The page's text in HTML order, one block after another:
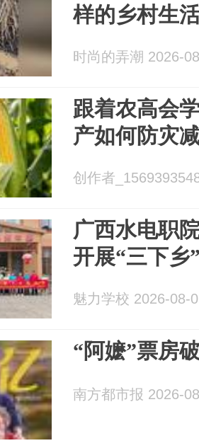
样的乡村生
时尚的弄潮 2026-
跟着农高会
产如何防灾
创作者
广西水电职
开展“三下乡
魅力学校 2026-08-
“阿嬷”票房
南方都市报 2026-